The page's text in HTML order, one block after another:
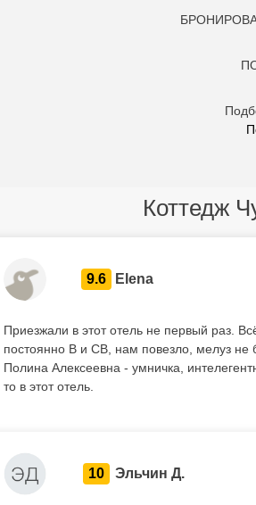
Коттедж
9.6 Elena
Приезжали в этот отель не первый раз.
постоянно В и СВ, нам повезло, мелуз не
Полина Алексеевна - умничка,
то в этот отель.
10 Эльчин Д.